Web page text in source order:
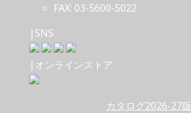
FAX: 03-5600-5022
|SNS
|オンラインストア
カタログ2026-27版